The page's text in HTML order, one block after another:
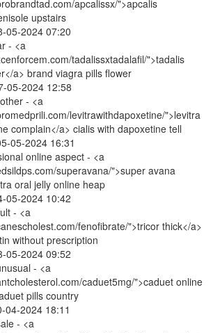
apcalissx/">apcalis
upstairs
05-2024 07:20
- <a
tadalissxtadalafil/">tadalis
a> brand viagra pills flower
05-2024 12:58
- <a
levitrawithdapoxetine/">levitra
complain</a> cialis with dapoxetine tell
05-2024 16:31
online aspect - <a
superavana/">super avana
oral jelly online heap
05-2024 10:42
- <a
fenofibrate/">tricor thick</a>
without prescription
05-2024 09:52
- <a
caduet5mg/">caduet online
pills country
04-2024 18:11
- <a